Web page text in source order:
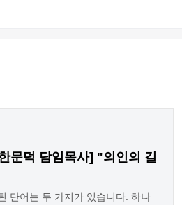
문덕 담임목사] "의인의 길
단어는 두 가지가 있습니다. 하나